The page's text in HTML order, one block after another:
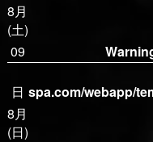
(土)
8月
09
日
(日)
spa.com/webapp/
8月